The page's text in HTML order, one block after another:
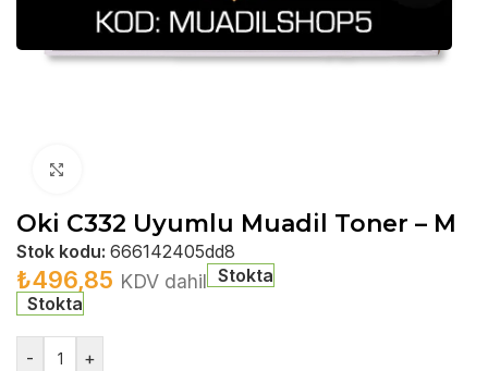
Oki C332 Uyumlu Muadil Toner – M
Stok kodu: 666142405dd8
₺496,85 KDV dahil Stokta
Stokta
- +